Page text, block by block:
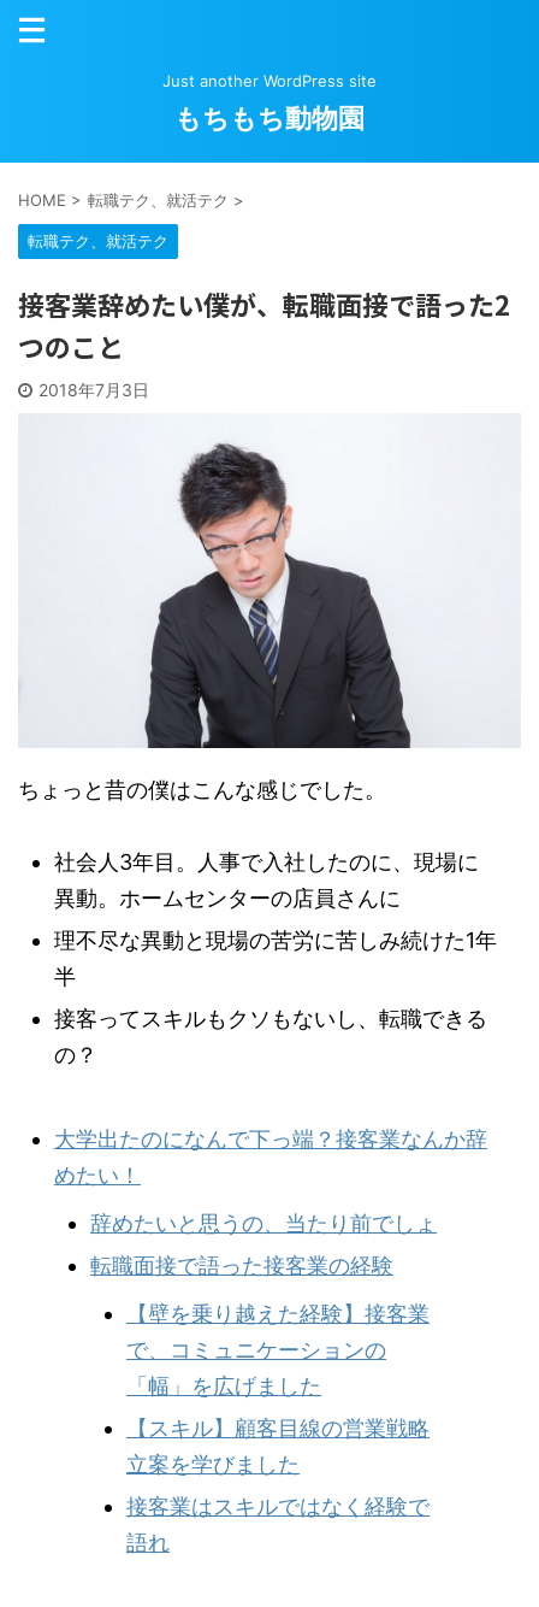
Just another WordPress site
もちもち動物園
HOME > 転職テク、就活テク >
転職テク、就活テク
接客業辞めたい僕が、転職面接で語った2
つのこと
2018年7月3日
ちょっと昔の僕はこんな感じでした。
社会人3年目。人事で入社したのに、現場に
異動。ホームセンターの店員さんに
理不尽な異動と現場の苦労に苦しみ続けた1年
半
接客ってスキルもクソもないし、転職できる
の？
大学出たのになんで下っ端？接客業なんか辞
めたい！
辞めたいと思うの、当たり前でしょ
転職面接で語った接客業の経験
【壁を乗り越えた経験】接客業
で、コミュニケーションの
「幅」を広げました
【スキル】顧客目線の営業戦略
立案を学びました
接客業はスキルではなく経験で
語れ